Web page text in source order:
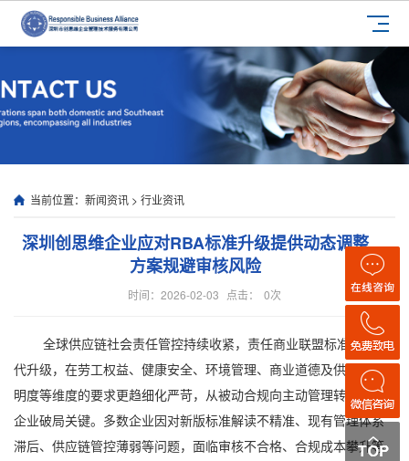
当前位置： 新闻资讯 > 行业资讯
深圳创思维企业应对RBA标准升级提供动态调整
方案规避审核风险
时间：2026-02-03 点击： 0次
全球供应链社会责任管控持续收紧，责任商业联盟标准不断迭
代升级，在劳工权益、健康安全、环境管理、商业道德及供应链透
明度等维度的要求更趋细化严苛，从被动合规向主动管理转型成为
企业破局关键。多数企业因对新版标准解读不精准、现有管理体系
滞后、供应链管控薄弱等问题，面临审核不合格、合规成本攀升等